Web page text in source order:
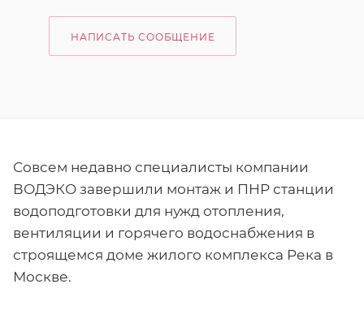
НАПИСАТЬ СООБЩЕНИЕ
Совсем недавно специалисты компании
ВОДЭКО завершили монтаж и ПНР станции
водоподготовки для нужд отопления,
вентиляции и горячего водоснабжения в
строящемся доме жилого комплекса Река в
Москве.